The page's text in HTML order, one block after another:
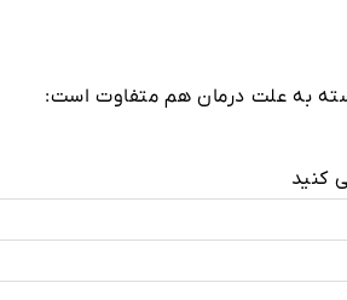
به علت درمان هم متفاوت است: